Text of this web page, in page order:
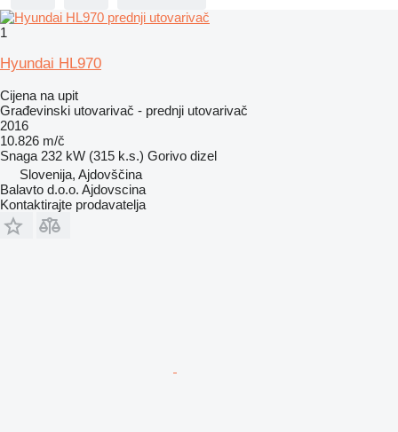
1
Hyundai HL970
Cijena na upit
Građevinski utovarivač - prednji utovarivač
2016
10.826 m/č
Snaga 232 kW (315 k.s.) Gorivo dizel
Slovenija, Ajdovščina
Balavto d.o.o. Ajdovscina
Kontaktirajte prodavatelja